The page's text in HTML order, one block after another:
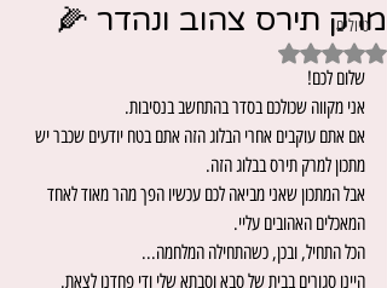
one girl in the world
טיולים
מרק תירס צהוב ונהדר 🌽
דירוג של NaN מתוך 5 כוכבים
שלום לכם!
אני מקווה שכולכם בסדר בהתחשב בנסיבות.
אם אתם עוקבים אחרי הבלוג הזה אתם בטח יודעים שכבר יש
מתכון למרק תירס בבלוג הזה.
אבל המתכון שאני מביאה לכם עכשיו הפך מהר מאוד לאחד
המאכלים האהובים עליי.
הכל התחיל, ובכן, כשהתחילה המלחמה...
היינו סגורים בבית של סבא וסבתא שלי ודי פחדנו לצאת.